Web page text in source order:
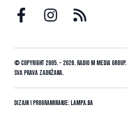
© Copyright 2005. - 2026. Radio M Media Group.
Sva prava zadržana.
Dizajn i programiranje:Lampa.ba